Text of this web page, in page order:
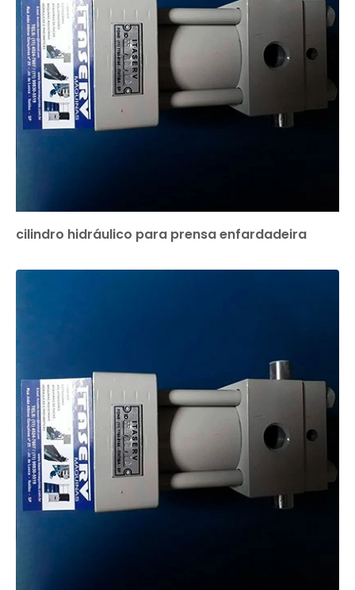
cilindro hidráulico para prensa enfardadeira